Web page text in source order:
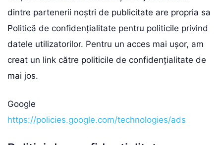
dintre partenerii noștri de publicitate are propria sa
Politică de confidențialitate pentru politicile privind
datele utilizatorilor. Pentru un acces mai ușor, am
creat un link către politicile de confidențialitate de
mai jos.
Google
https://policies.google.com/technologies/ads